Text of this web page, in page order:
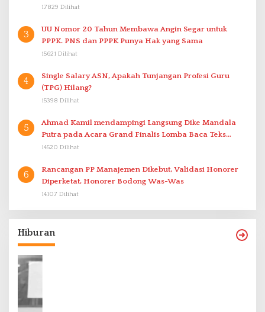
17829 Dilihat
3
UU Nomor 20 Tahun Membawa Angin Segar untuk
PPPK. PNS dan PPPK Punya Hak yang Sama
15621 Dilihat
4
Single Salary ASN, Apakah Tunjangan Profesi Guru
(TPG) Hilang?
15398 Dilihat
5
Ahmad Kamil mendampingi Langsung Dike Mandala
Putra pada Acara Grand Finalis Lomba Baca Teks
Proklamasi Mirip Bung Karno di Bali
14520 Dilihat
6
Rancangan PP Manajemen Dikebut, Validasi Honorer
Diperketat, Honorer Bodong Was-Was
14107 Dilihat
Hiburan